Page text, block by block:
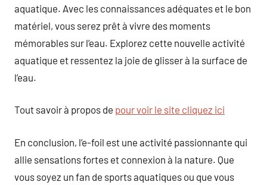
aquatique. Avec les connaissances adéquates et le bon
matériel, vous serez prêt à vivre des moments
mémorables sur l’eau. Explorez cette nouvelle activité
aquatique et ressentez la joie de glisser à la surface de
l’eau.
Tout savoir à propos de pour voir le site cliquez ici
En conclusion, l’e-foil est une activité passionnante qui
allie sensations fortes et connexion à la nature. Que
vous soyez un fan de sports aquatiques ou que vous